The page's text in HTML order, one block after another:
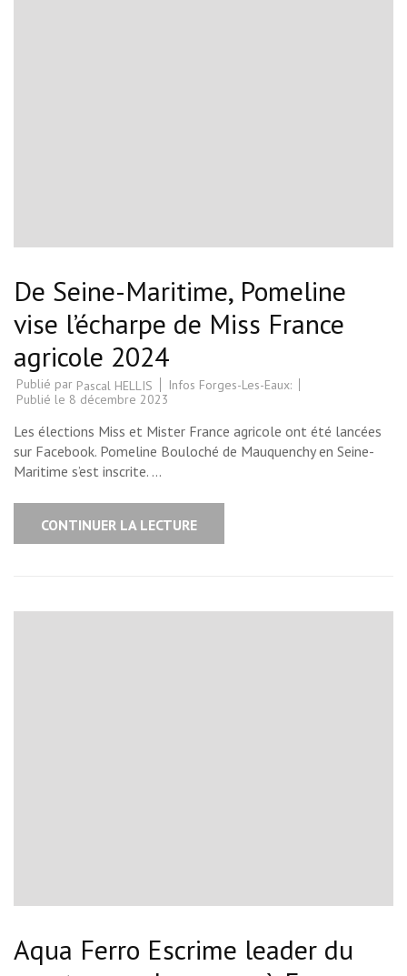
De Seine-Maritime, Pomeline
vise l’écharpe de Miss France
agricole 2024
Publié par Pascal HELLIS
Infos Forges-Les-Eaux:
Publié le 8 décembre 2023
Les élections Miss et Mister France agricole ont été lancées
sur Facebook. Pomeline Bouloché de Mauquenchy en Seine-
Maritime s’est inscrite. …
CONTINUER LA LECTURE
Aqua Ferro Escrime leader du